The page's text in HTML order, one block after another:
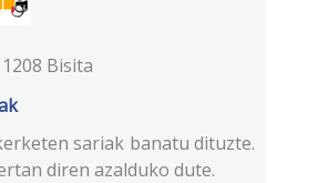
Bisita
sariak banatu dituzte.
diren azalduko dute.